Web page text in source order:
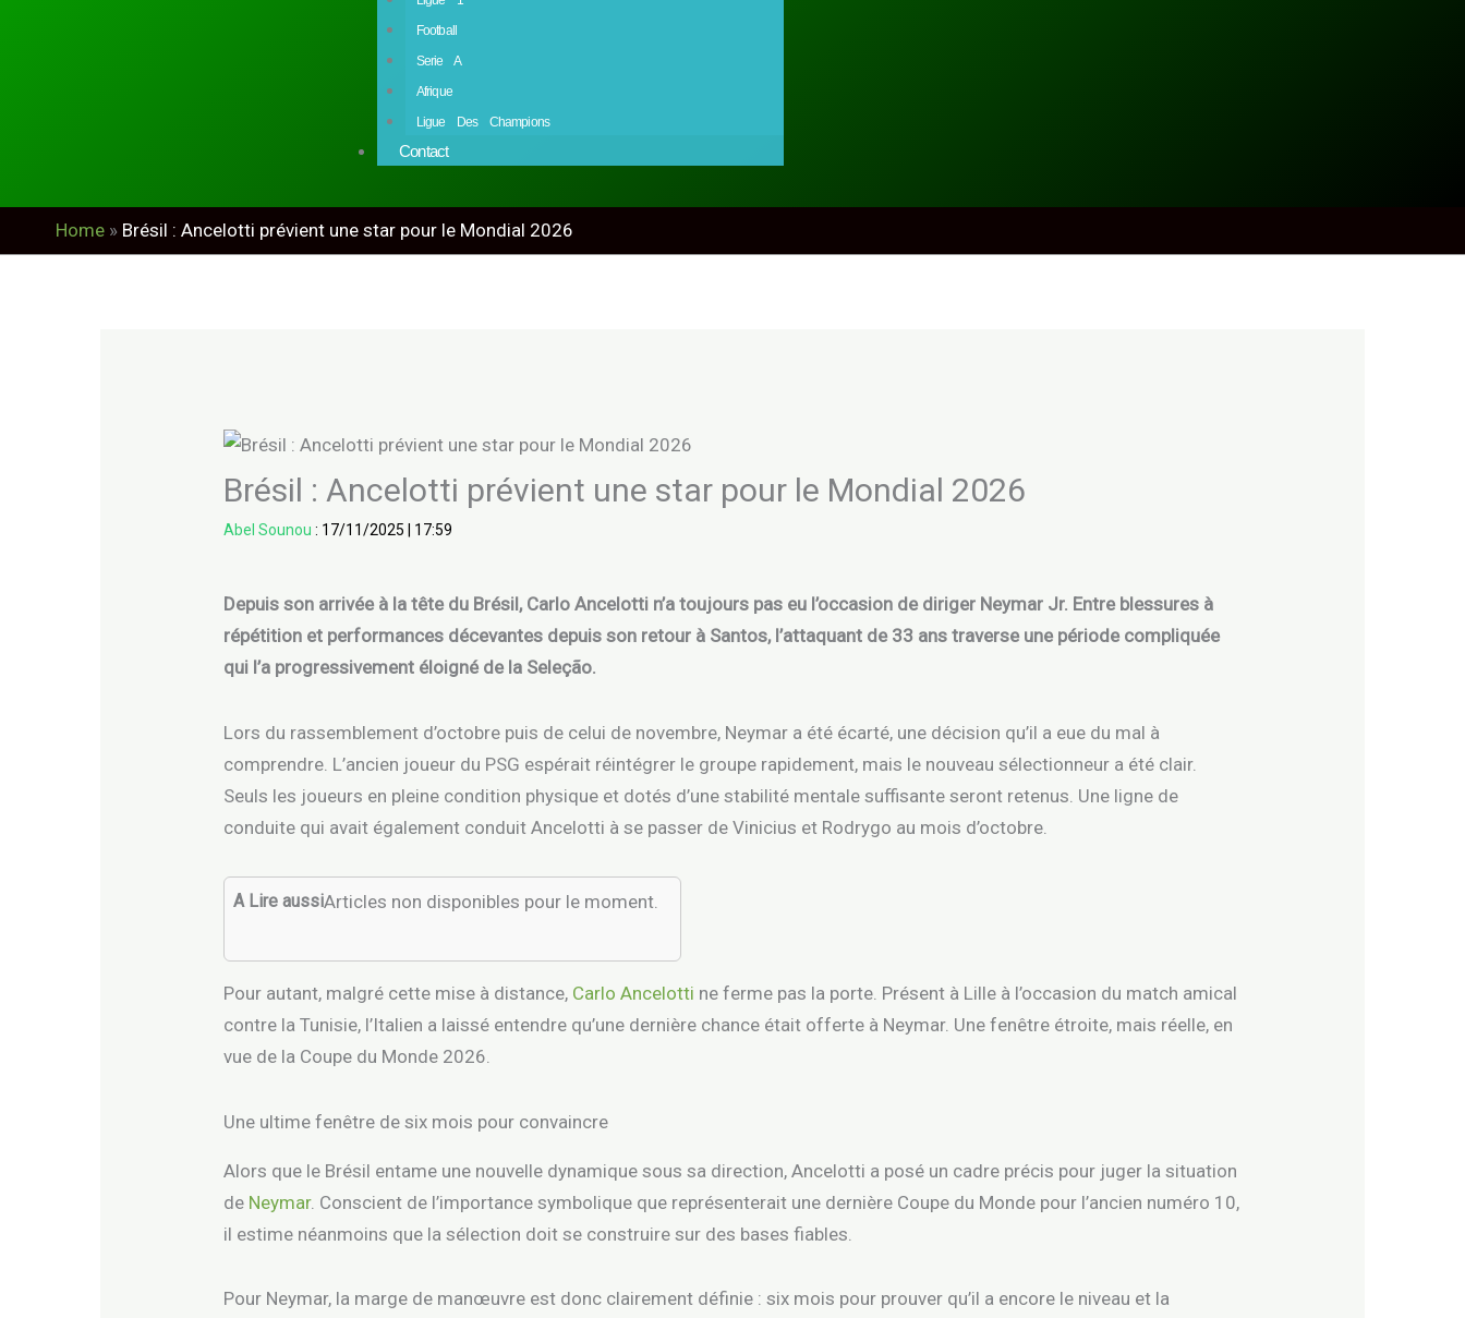
Football
Serie A
Afrique
Ligue Des Champions
Contact
Home » Brésil : Ancelotti prévient une star pour le Mondial 2026
Brésil : Ancelotti prévient une star pour le Mondial 2026
Abel Sounou : 17/11/2025 17:59
Depuis son arrivée à la tête du Brésil, Carlo Ancelotti n’a toujours pas eu l’occasion de diriger Neymar Jr. Entre blessures à
répétition et performances décevantes depuis son retour à Santos, l’attaquant de 33 ans traverse une période compliquée
qui l’a progressivement éloigné de la Seleção.
Lors du rassemblement d’octobre puis de celui de novembre, Neymar a été écarté, une décision qu’il a eue du mal à
comprendre. L’ancien joueur du PSG espérait réintégrer le groupe rapidement, mais le nouveau sélectionneur a été clair.
Seuls les joueurs en pleine condition physique et dotés d’une stabilité mentale suffisante seront retenus. Une ligne de
conduite qui avait également conduit Ancelotti à se passer de Vinicius et Rodrygo au mois d’octobre.
A Lire aussiArticles non disponibles pour le moment.
Pour autant, malgré cette mise à distance, Carlo Ancelotti ne ferme pas la porte. Présent à Lille à l’occasion du match amical
contre la Tunisie, l’Italien a laissé entendre qu’une dernière chance était offerte à Neymar. Une fenêtre étroite, mais réelle, en
vue de la Coupe du Monde 2026.
Une ultime fenêtre de six mois pour convaincre
Alors que le Brésil entame une nouvelle dynamique sous sa direction, Ancelotti a posé un cadre précis pour juger la situation
de Neymar. Conscient de l’importance symbolique que représenterait une dernière Coupe du Monde pour l’ancien numéro 10,
il estime néanmoins que la sélection doit se construire sur des bases fiables.
Pour Neymar, la marge de manœuvre est donc clairement définie : six mois pour prouver qu’il a encore le niveau et la